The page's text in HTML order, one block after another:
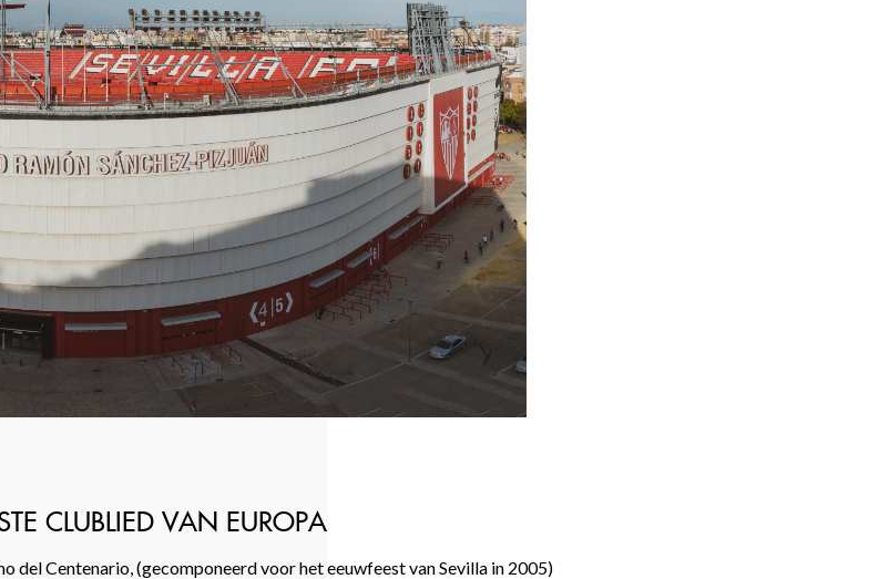
CLUBLIED VAN EUROPA
del Centenario, (gecomponeerd voor het eeuwfeest van Sevilla in 2005)